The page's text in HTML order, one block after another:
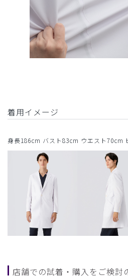
着用イメージ
身長186cm バスト83cm ウエスト70cm
店舗での試着・購入をご検討